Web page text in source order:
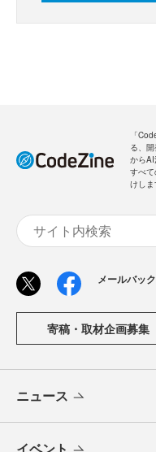
「
る、
からAI
すべ
けしま
メールバッ
寄稿・取材企画募集
ニュース